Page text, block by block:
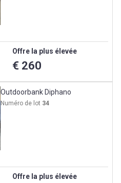
Offre la plus élevée
€ 260
Outdoorbank Diphano
Numéro de lot 34
Offre la plus élevée